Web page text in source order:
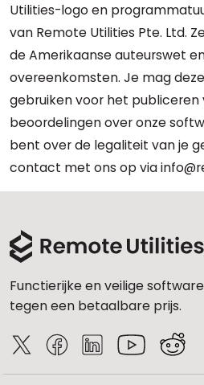
Utilities-logo en
van Remote Utilities Pte. Ltd.
de Amerikaanse auteurswet
overeenkomsten. Je mag
gebruiken voor het
beoordelingen over onze
bent over de legaliteit van je
contact met ons op via
Functierijke en veilige
tegen een betaalbare prijs.